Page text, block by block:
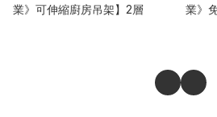
業》可伸縮廚房吊架】2層
業》